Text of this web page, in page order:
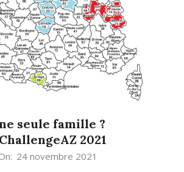
seule famille ?
2021
24 novembre 2021